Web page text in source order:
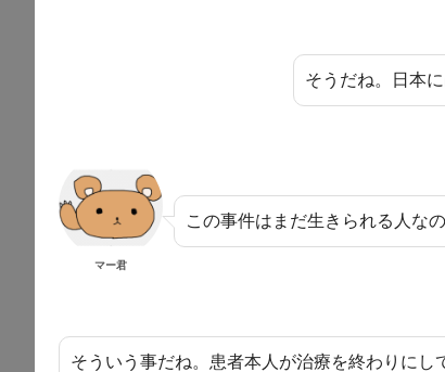
そうだね。日本
マー君
この事件はまだ生きられる人な
そういう事だね。患者本人が治療を終わりに